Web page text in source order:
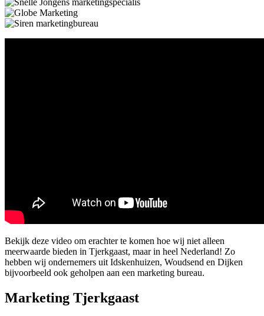
Bekijk deze video om erachter te komen hoe wij niet alleen
meerwaarde bieden in Tjerkgaast, maar in heel Nederland! Zo
hebben wij ondernemers uit Idskenhuizen, Woudsend en Dijken
bijvoorbeeld ook geholpen aan een marketing bureau.
Marketing Tjerkgaast